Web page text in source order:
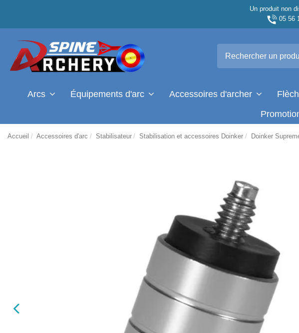
Un produit non
05 56
Arcs Équipements d'arc Accessoires d'archer
Accueil Accessoires d'arc Stabilisateur Stabilisation et accessoires Doinker Doinker